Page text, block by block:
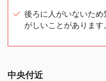
後ろに人がいないた
がしいことがあります。
中央付近